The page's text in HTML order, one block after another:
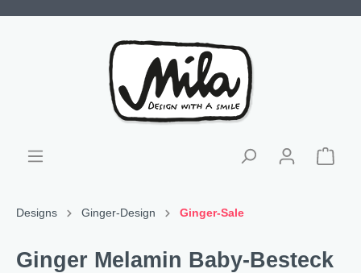
Designs Ginger-Design Ginger-Sale
Ginger Melamin Baby-Besteck